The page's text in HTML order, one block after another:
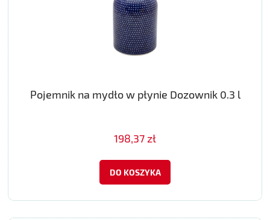
Pojemnik na mydło w płynie Dozownik 0.3 l
198,37 zł
DO KOSZYKA